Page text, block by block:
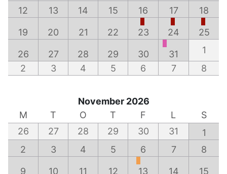
12
13 14 15 16 17 18
19 20 21 22 23 24 25
26 27 28 29 30 31
1
2
3 4 5 6 7 8
November 2026
M
T O T F L
S
26
27 28 29 30 31
1
2
3 4 5 6 7 8
9 10 11 12 13 14
15